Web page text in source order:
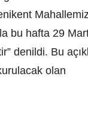
bu hafta 29
denildi. Bu
olan